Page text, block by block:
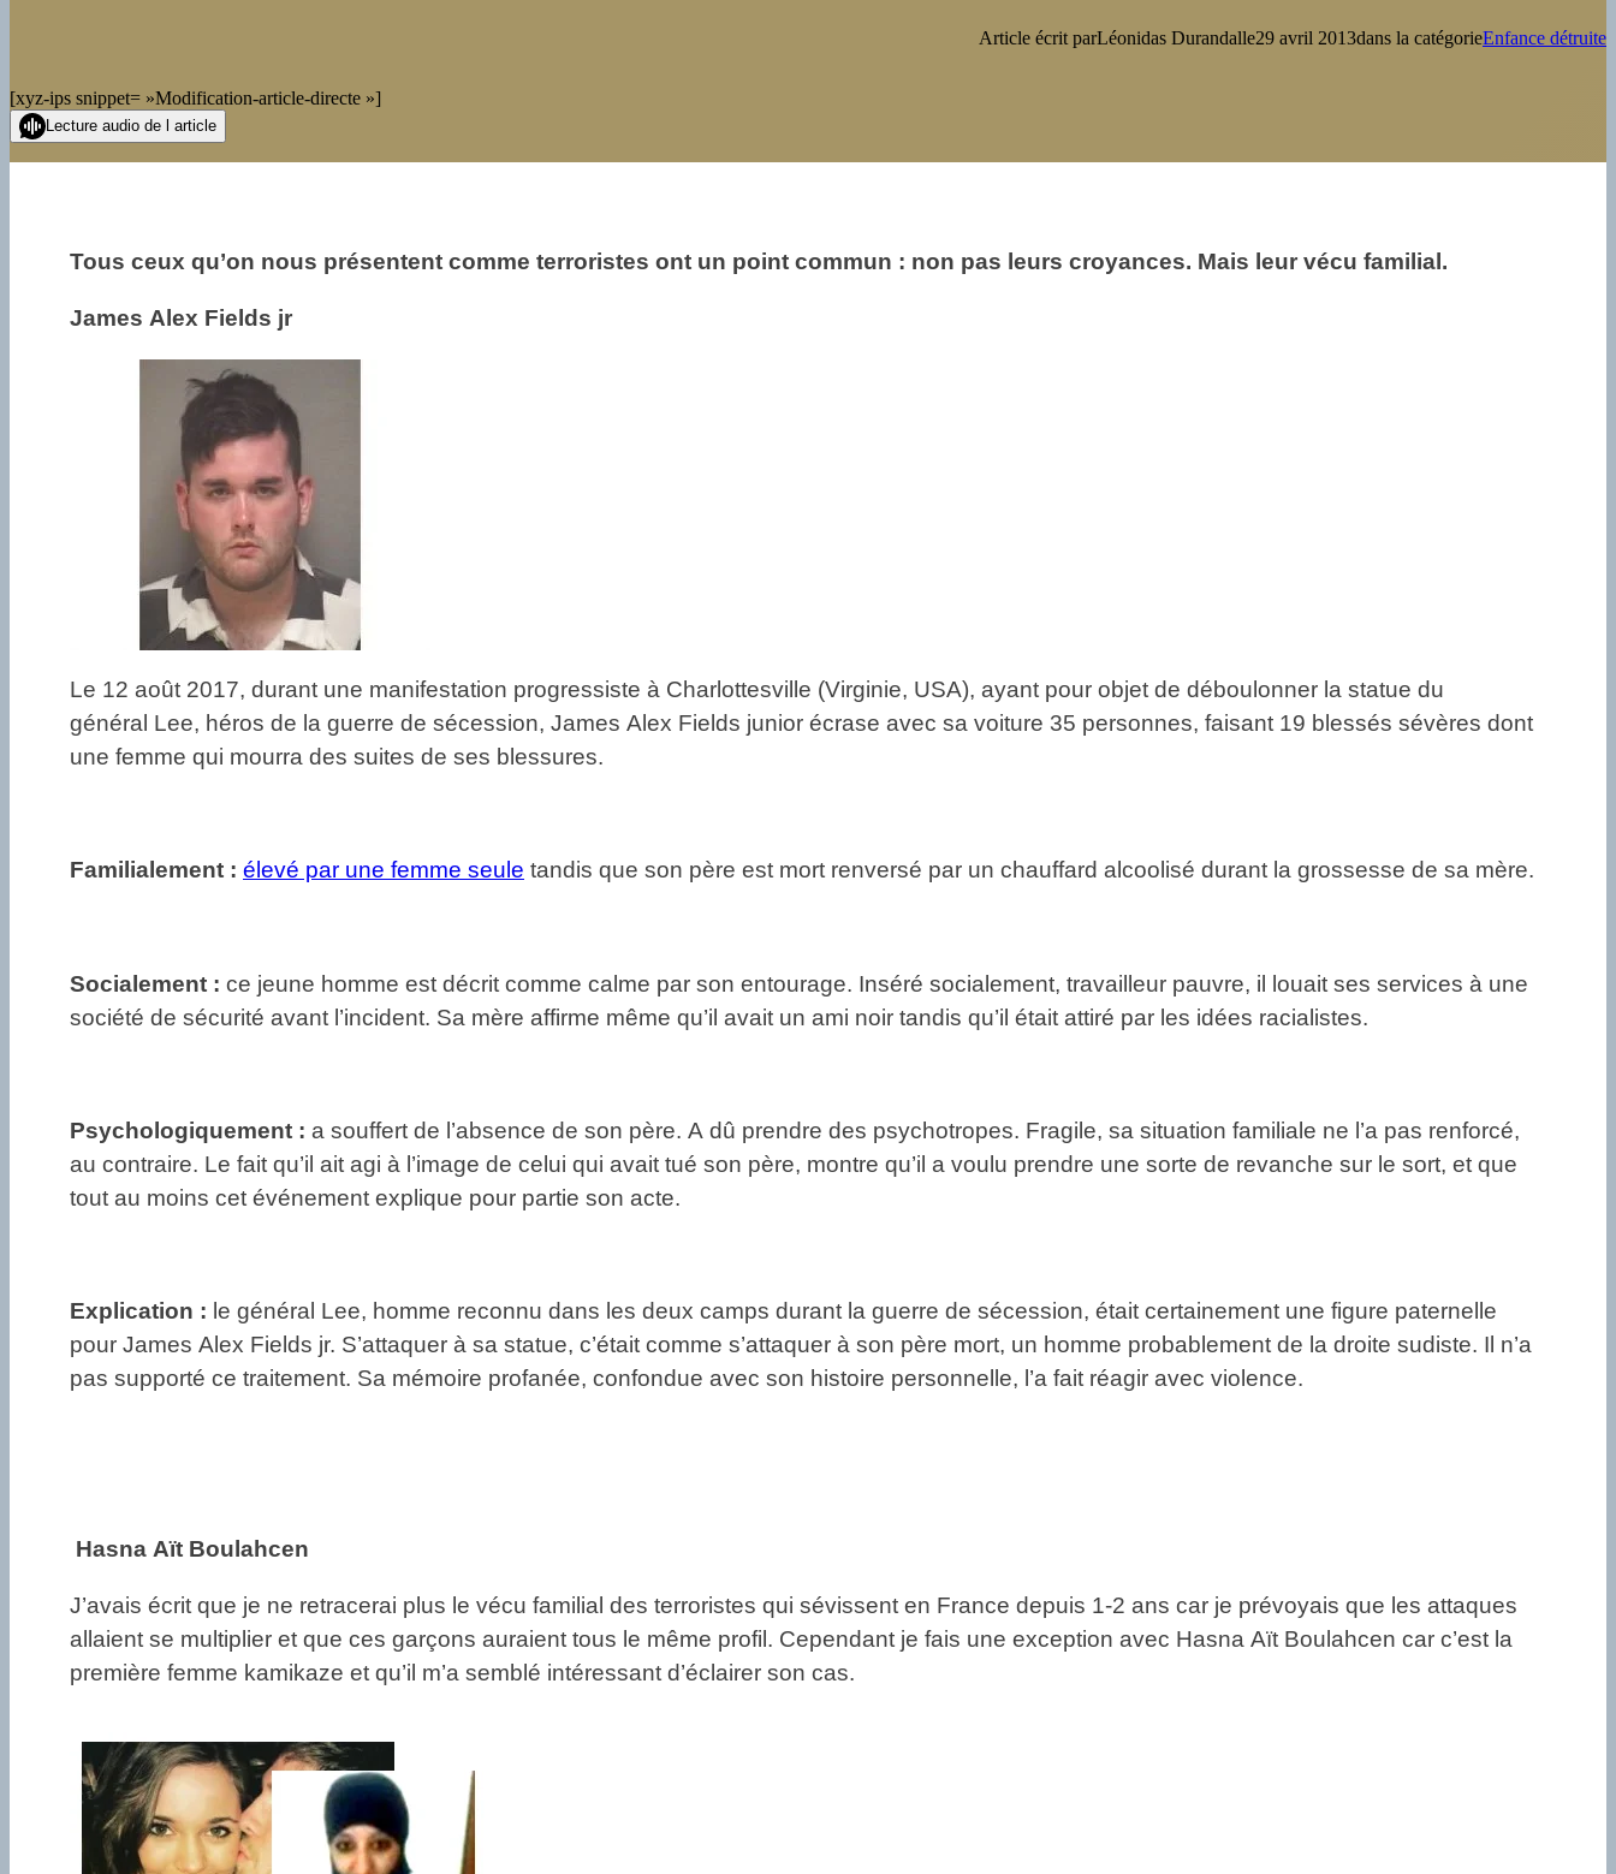
Article écrit parLéonidas Durandalle29 avril 2013dans la catégorieEnfance détruite
[xyz-ips snippet= »Modification-article-directe »]
Lecture audio de l article
Tous ceux qu’on nous présentent comme terroristes ont un point commun : non pas leurs croyances. Mais leur vécu familial.
James Alex Fields jr
Le 12 août 2017, durant une manifestation progressiste à Charlottesville (Virginie, USA), ayant pour objet de déboulonner la statue du
général Lee, héros de la guerre de sécession, James Alex Fields junior écrase avec sa voiture 35 personnes, faisant 19 blessés sévères dont
une femme qui mourra des suites de ses blessures.
Familialement : élevé par une femme seule tandis que son père est mort renversé par un chauffard alcoolisé durant la grossesse de sa mère.
Socialement : ce jeune homme est décrit comme calme par son entourage. Inséré socialement, travailleur pauvre, il louait ses services à une
société de sécurité avant l’incident. Sa mère affirme même qu’il avait un ami noir tandis qu’il était attiré par les idées racialistes.
Psychologiquement : a souffert de l’absence de son père. A dû prendre des psychotropes. Fragile, sa situation familiale ne l’a pas renforcé,
au contraire. Le fait qu’il ait agi à l’image de celui qui avait tué son père, montre qu’il a voulu prendre une sorte de revanche sur le sort, et que
tout au moins cet événement explique pour partie son acte.
Explication : le général Lee, homme reconnu dans les deux camps durant la guerre de sécession, était certainement une figure paternelle
pour James Alex Fields jr. S’attaquer à sa statue, c’était comme s’attaquer à son père mort, un homme probablement de la droite sudiste. Il n’a
pas supporté ce traitement. Sa mémoire profanée, confondue avec son histoire personnelle, l’a fait réagir avec violence.
Hasna Aït Boulahcen
J’avais écrit que je ne retracerai plus le vécu familial des terroristes qui sévissent en France depuis 1-2 ans car je prévoyais que les attaques
allaient se multiplier et que ces garçons auraient tous le même profil. Cependant je fais une exception avec Hasna Aït Boulahcen car c’est la
première femme kamikaze et qu’il m’a semblé intéressant d’éclairer son cas.